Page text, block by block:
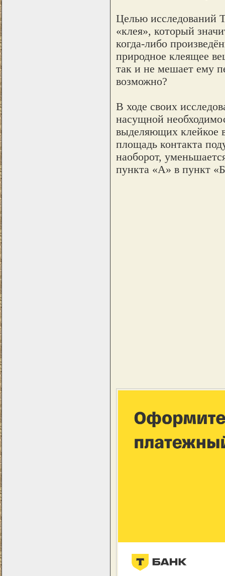
Целью исследований
«клея», который
когда-либо
природное клеящее
так и не мешает ему
возможно?
В ходе своих
насущной
выделяющих клейкое
площадь контакта
наоборот,
пункта «А» в пункт